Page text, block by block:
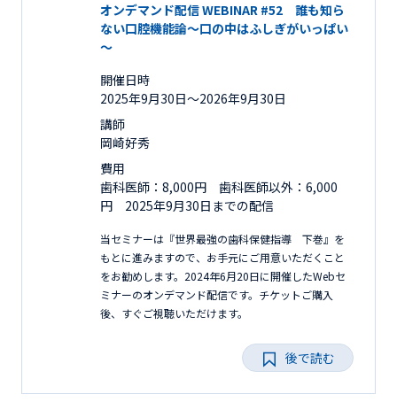
オンデマンド配信 WEBINAR #52 誰も知ら
ない口腔機能論～口の中はふしぎがいっぱい
～
開催日時
2025年9月30日〜2026年9月30日
講師
岡崎好秀
費用
歯科医師：8,000円 歯科医師以外：6,000
円 2025年9月30日までの配信
当セミナーは『世界最強の歯科保健指導 下巻』を
もとに進みますので、お手元にご用意いただくこと
をお勧めします。2024年6月20日に開催したWebセ
ミナーのオンデマンド配信です。チケットご購入
後、すぐご視聴いただけます。
後で読む